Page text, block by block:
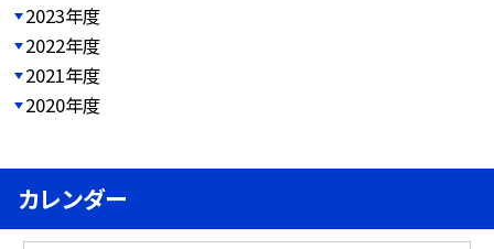
2023年度
2022年度
2021年度
2020年度
カレンダー